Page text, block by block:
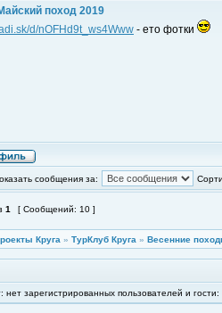
поход 2019
d/nOFHd9t_ws4Www - ето фотки
сообщения за:
1 [ Сообщений: 10 ]
Круга » ТурКлуб Круга » Весенние
зарегистрированных пользователей и гости: